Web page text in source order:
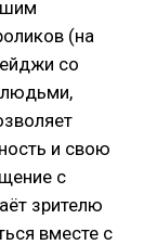
(на
со
людьми,
и свою
с
зрителю
вместе с